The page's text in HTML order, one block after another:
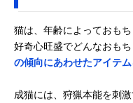
猫は、年齢によっておも
好奇心旺盛でどんなおもち
の傾向にあわせたアイテ
成猫には、狩猟本能を刺